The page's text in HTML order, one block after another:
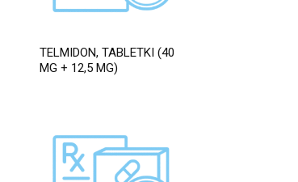
TELMIDON, TABLETKI (40
MG + 12,5 MG)